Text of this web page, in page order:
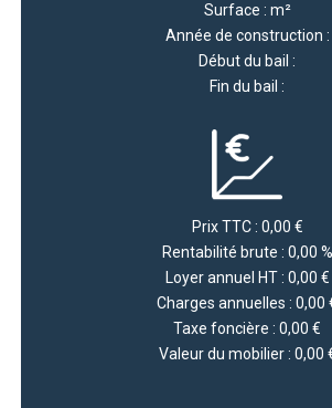
Surface : m²
Année de construction :
Début du bail :
Fin du bail :
Prix TTC : 0,00 €
Rentabilité brute : 0,00 %
Loyer annuel HT : 0,00 €
Charges annuelles : 0,00
Taxe foncière : 0,00 €
Valeur du mobilier : 0,00